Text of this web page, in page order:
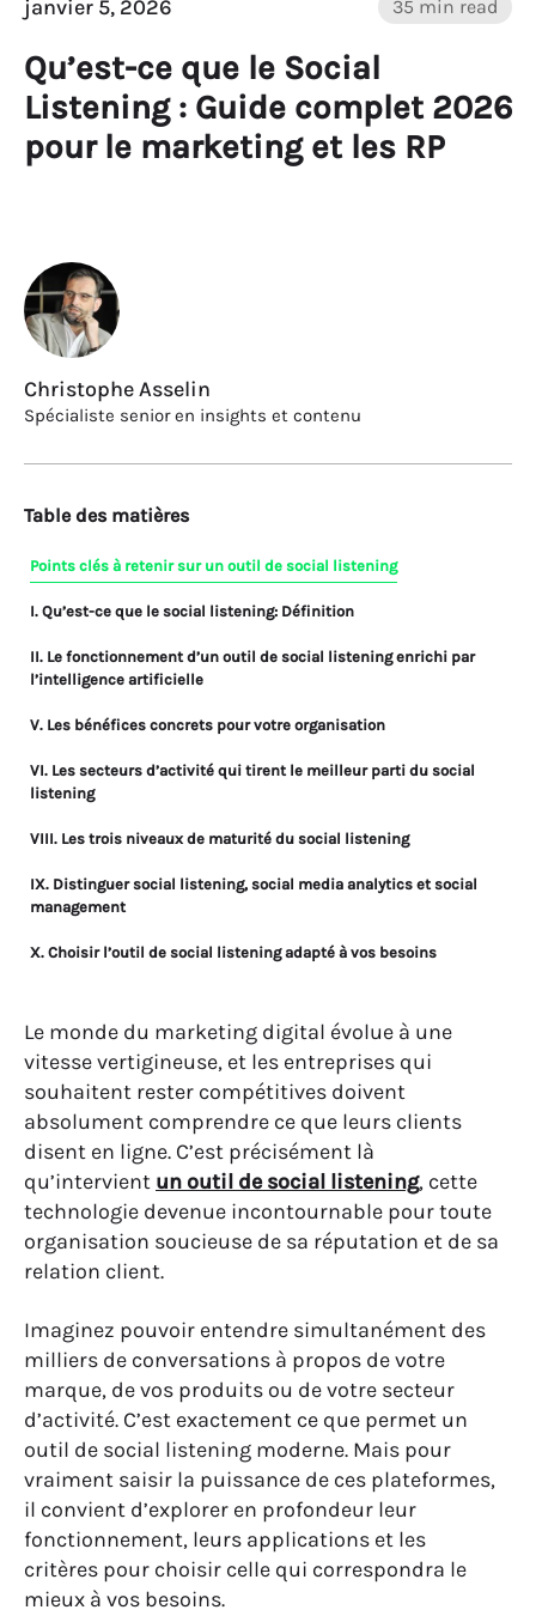
janvier 5, 2026 35 min read
Qu’est-ce que le Social
Listening : Guide complet 2026
pour le marketing et les RP
Christophe Asselin
Spécialiste senior en insights et contenu
Table des matières
Points clés à retenir sur un outil de social listening
I. Qu’est-ce que le social listening: Définition
II. Le fonctionnement d’un outil de social listening enrichi par
l’intelligence artificielle
V. Les bénéfices concrets pour votre organisation
VI. Les secteurs d’activité qui tirent le meilleur parti du social
listening
VIII. Les trois niveaux de maturité du social listening
IX. Distinguer social listening, social media analytics et social
management
X. Choisir l’outil de social listening adapté à vos besoins
XII. Quels sont les meilleurs outils de social listening du marché
?
XIII. Des exemples concrets d’utilisation d’outils de social
listening
Conclusion et perspectives d’avenir du Social Listening
FAQ: Questions sur les outils de social listening
Le monde du marketing digital évolue à une
vitesse vertigineuse, et les entreprises qui
souhaitent rester compétitives doivent
absolument comprendre ce que leurs clients
disent en ligne. C’est précisément là
qu’intervient un outil de social listening, cette
technologie devenue incontournable pour toute
organisation soucieuse de sa réputation et de sa
relation client.
Imaginez pouvoir entendre simultanément des
milliers de conversations à propos de votre
marque, de vos produits ou de votre secteur
d’activité. C’est exactement ce que permet un
outil de social listening moderne. Mais pour
vraiment saisir la puissance de ces plateformes,
il convient d’explorer en profondeur leur
fonctionnement, leurs applications et les
critères pour choisir celle qui correspondra le
mieux à vos besoins.